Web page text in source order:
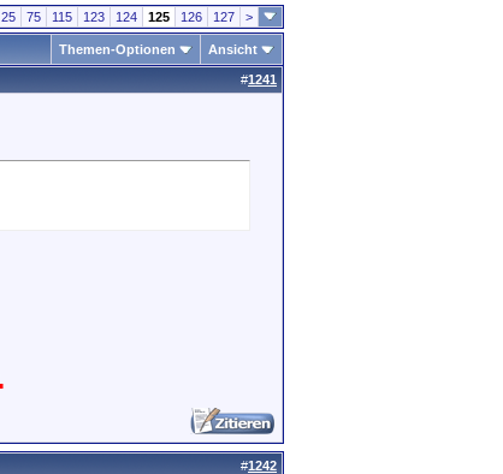
25 75 115 123 124 125 126 127 >
Themen-Optionen Ansicht
#1241
#1242